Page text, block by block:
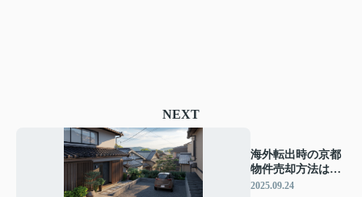
NEXT
海外転出時の京都
物件売却方法は？
賃貸との比較や手
2025.09.24